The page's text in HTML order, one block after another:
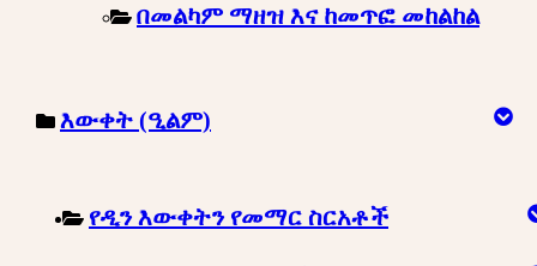
በመልካም ማዘዝ እና ከመጥፎ መከልከል
እውቀት (ዒልም)
የዲን እውቀትን የመማር ስርአቶች